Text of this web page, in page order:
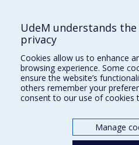
Comment soutenir l'École?
BESOIN D'AIDE?
Plan du site
Signaler une erreur
Accessibilité
Nos départements et écoles
UdeM understands
privacy
Cookies allow us to enhance
browsing experience. Some
ensure the website’s
others remember your
consent to our use of cookies
Manage